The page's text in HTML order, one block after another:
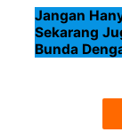
Jangan
Sekarang
Bunda